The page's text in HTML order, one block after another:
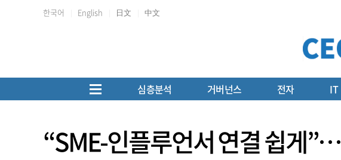
한국어 English 日文 中文
심층분석 거버넌스 전자 IT
“SME-인플루언서 연결 쉽게